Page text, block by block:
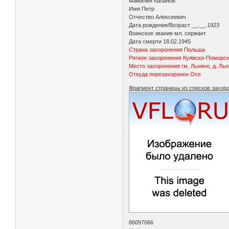
Имя Петр
Отчество Алексеевич
Дата рождения/Возраст __.__.1923
Воинское звание мл. сержант
Дата смерти 18.02.1945
Страна захоронения Польша
Регион захоронения Куявско-
Место захоронения гм. Льняно, д.
Откуда перезахоронен Осе
Фрагмент страницы из списков
86097066